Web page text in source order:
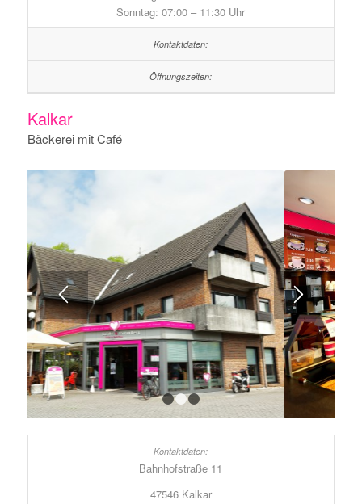
Sonntag: 07:00 – 11:30 Uhr
Kalkar
Bäckerei mit Café
1 2 3
Bahnhofstraße 11
47546 Kalkar